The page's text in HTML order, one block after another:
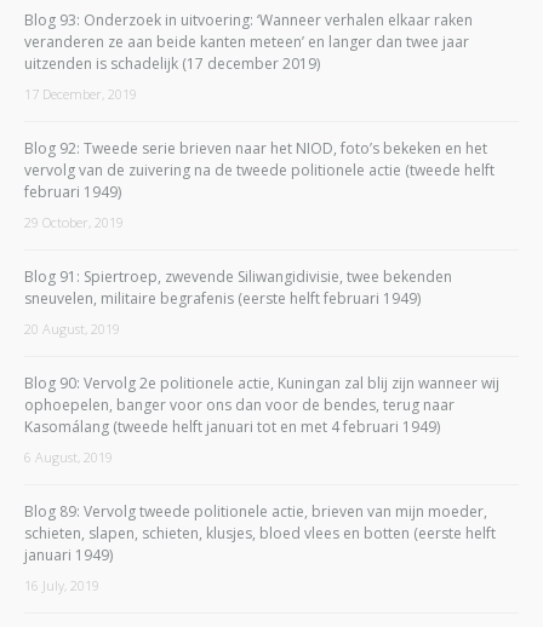
Blog 93: Onderzoek in uitvoering: ‘Wanneer verhalen elkaar raken
veranderen ze aan beide kanten meteen’ en langer dan twee jaar
uitzenden is schadelijk (17 december 2019)
17 December, 2019
Blog 92: Tweede serie brieven naar het NIOD, foto’s bekeken en het
vervolg van de zuivering na de tweede politionele actie (tweede helft
februari 1949)
29 October, 2019
Blog 91: Spiertroep, zwevende Siliwangidivisie, twee bekenden
sneuvelen, militaire begrafenis (eerste helft februari 1949)
20 August, 2019
Blog 90: Vervolg 2e politionele actie, Kuningan zal blij zijn wanneer wij
ophoepelen, banger voor ons dan voor de bendes, terug naar
Kasomálang (tweede helft januari tot en met 4 februari 1949)
6 August, 2019
Blog 89: Vervolg tweede politionele actie, brieven van mijn moeder,
schieten, slapen, schieten, klusjes, bloed vlees en botten (eerste helft
januari 1949)
16 July, 2019